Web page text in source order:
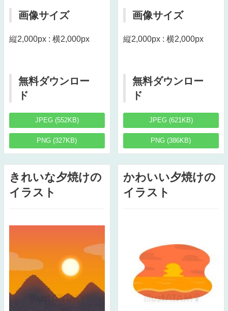
画像サイズ
縦2,000px : 横2,000px
無料ダウンロー
ド
JPEG (552KB)
PNG (327KB)
画像サイズ
縦2,000px : 横2,000px
無料ダウンロー
ド
JPEG (621KB)
PNG (386KB)
きれいな夕焼けの
イラスト
かわいい夕焼けの
イラスト